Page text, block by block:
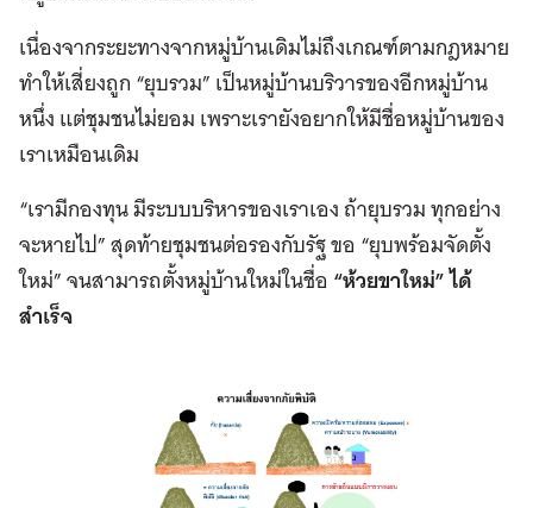
เนื่องจากระยะทางจากหมู่บ้านเดิมไม่ถึงเกณฑ์ตามกฎหมาย
ทำให้เสี่ยงถูก “ยุบรวม” เป็นหมู่บ้านบริวารของอีกหมู่บ้าน
หนึ่ง แต่ชุมชนไม่ยอม เพราะเรายังอยากให้มีชื่อหมู่บ้านของ
เราเหมือนเดิม
“เรามีกองทุน มีระบบบริหารของเราเอง ถ้ายุบรวม ทุกอย่าง
จะหายไป” สุดท้ายชุมชนต่อรองกับรัฐ ขอ “ยุบพร้อมจัดตั้ง
ใหม่” จนสามารถตั้งหมู่บ้านใหม่ในชื่อ “ห้วยขาใหม่” ได้
สำเร็จ